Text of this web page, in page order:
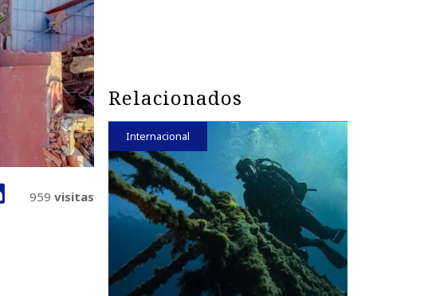
959 visitas
Relacionados
Internacional